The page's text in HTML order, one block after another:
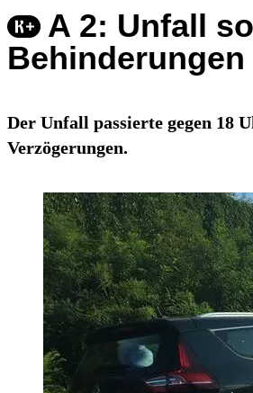
A 2: Unfall
Behinderungen
Der Unfall passierte gegen 18
Verzögerungen.